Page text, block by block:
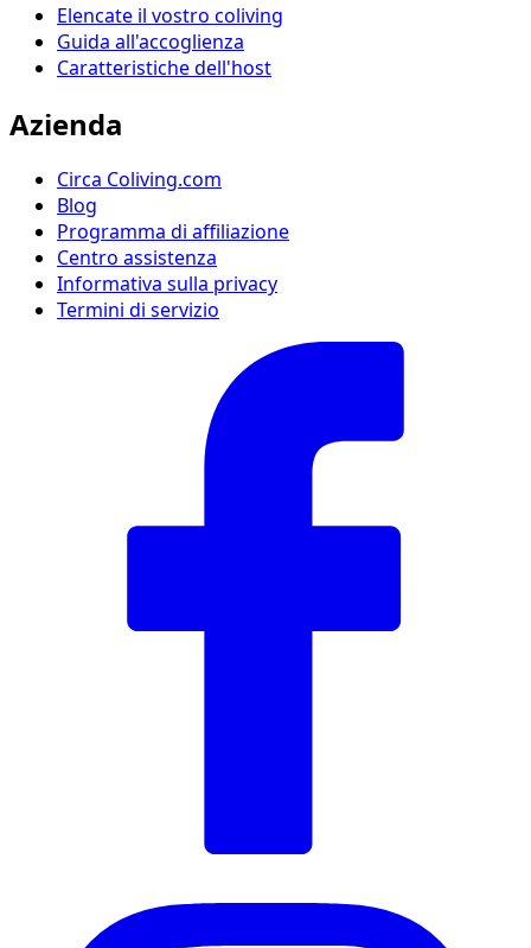
Elencate il vostro coliving
Guida all'accoglienza
Caratteristiche dell'host
Azienda
Circa Coliving.com
Blog
Programma di affiliazione
Centro assistenza
Informativa sulla privacy
Termini di servizio